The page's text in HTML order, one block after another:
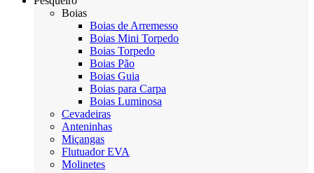
Boias
Boias de Arremesso
Boias Mini Torpedo
Boias Torpedo
Boias Pão
Boias Guia
Boias para Carpa
Boias Luminosa
Cevadeiras
Anteninhas
Miçangas
Flutuador EVA
Molinetes